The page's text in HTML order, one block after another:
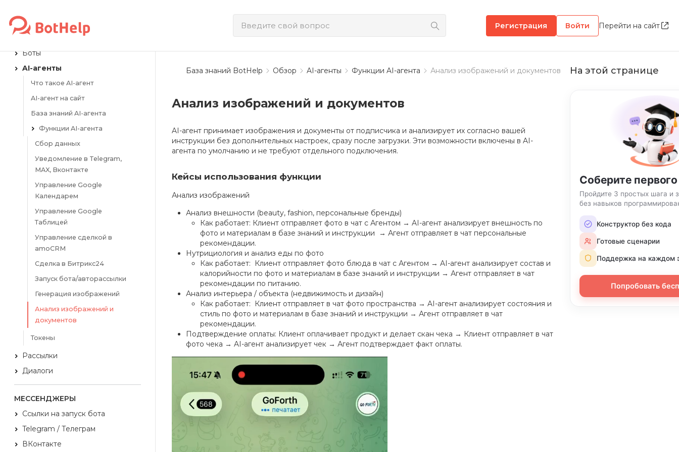
Регистрация Войти Перейти на сайт
ОБЗОР
О платформе BotHelp
Боты
AI-агенты
Что такое AI-агент
AI-агент на сайт
База знаний AI-агента
Функции AI-агента
Сбор данных
Уведомление в Telegram,
MAX, Вконтакте
Управление Google
Календарем
Управление Google
Таблицей
Управление сделкой в
amoCRM
Сделка в Битрикс24
Запуск бота/авторассылки
Генерация изображений
Анализ изображений и
документов
Токены
Рассылки
Диалоги
МЕССЕНДЖЕРЫ
Ссылки на запуск бота
Telegram / Телеграм
ВКонтакте
База знаний BotHelp Обзор AI-агенты Функции AI-агента Анализ изображений и документов
Анализ изображений и документов
AI-агент принимает изображения и документы от подписчика и анализирует их согласно вашей
инструкции без дополнительных настроек, сразу после загрузки. Эти возможности включены в AI-
агента по умолчанию и не требуют отдельного подключения.
Кейсы использования функции
Анализ изображений
Анализ внешности (beauty, fashion, персональные бренды)
Как работает: Клиент отправляет фото в чат с Агентом → AI-агент анализирует внешность по
фото и материалам в базе знаний и инструкции → Агент отправляет в чат персональные
рекомендации.
Нутрициология и анализ еды по фото
Как работает: Клиент отправляет фото блюда в чат с Агентом → AI-агент анализирует состав и
калорийности по фото и материалам в базе знаний и инструкции → Агент отправляет в чат
рекомендации по питанию.
Анализ интерьера / объекта (недвижимость и дизайн)
Как работает: Клиент отправляет в чат фото пространства → AI-агент анализирует состояния и
стиль по фото и материалам в базе знаний и инструкции → Агент отправляет в чат
рекомендации.
Подтверждение оплаты: Клиент оплачивает продукт и делает скан чека → Клиент отправляет в чат
фото чека → AI-агент анализирует чек → Агент подтверждает факт оплаты.
На этой странице
Соберите первого
Пройдите 3 простых шага и
без навыков
Конструктор без кода
Готовые сценарии
Поддержка на каждом
Попробовать